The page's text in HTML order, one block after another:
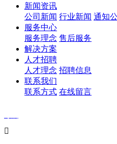
新闻资讯
公司新闻 行业新闻 通知
服务中心
服务理念 售后服务
解决方案
人才招聘
人才理念 招聘信息
联系我们
联系方式 在线留言
